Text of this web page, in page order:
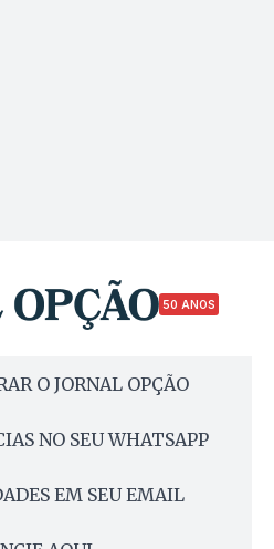
50 ANOS
O JORNAL OPÇÃO
NO SEU WHATSAPP
EM SEU EMAIL